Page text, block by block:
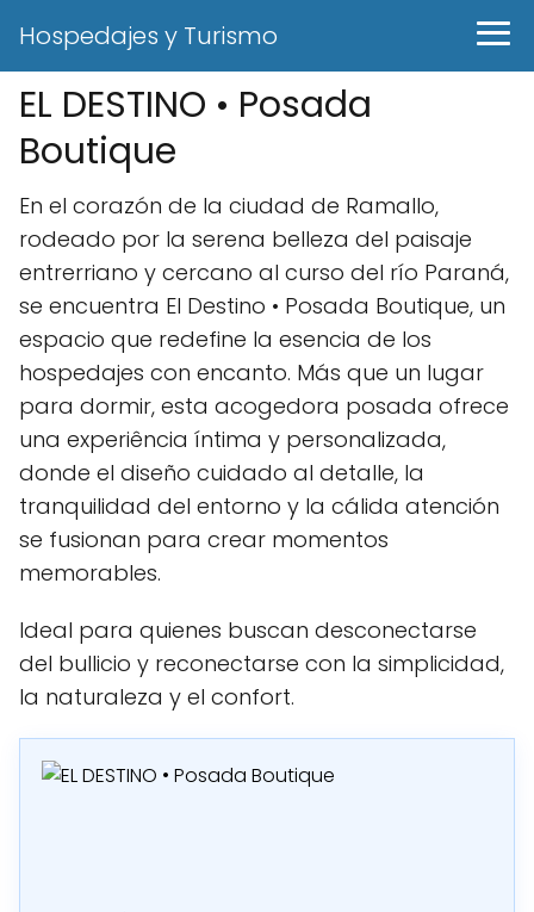
Hospedajes y Turismo
EL DESTINO • Posada
Boutique
En el corazón de la ciudad de Ramallo,
rodeado por la serena belleza del paisaje
entrerriano y cercano al curso del río Paraná,
se encuentra El Destino • Posada Boutique, un
espacio que redefine la esencia de los
hospedajes con encanto. Más que un lugar
para dormir, esta acogedora posada ofrece
una experiência íntima y personalizada,
donde el diseño cuidado al detalle, la
tranquilidad del entorno y la cálida atención
se fusionan para crear momentos
memorables.
Ideal para quienes buscan desconectarse
del bullicio y reconectarse con la simplicidad,
la naturaleza y el confort.